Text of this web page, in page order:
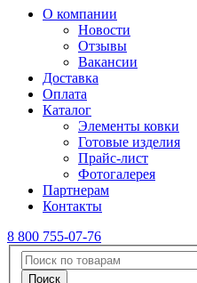
О компании
Новости
Отзывы
Вакансии
Доставка
Оплата
Каталог
Элементы ковки
Готовые изделия
Прайс-лист
Фотогалерея
Партнерам
Контакты
8 800 755-07-76